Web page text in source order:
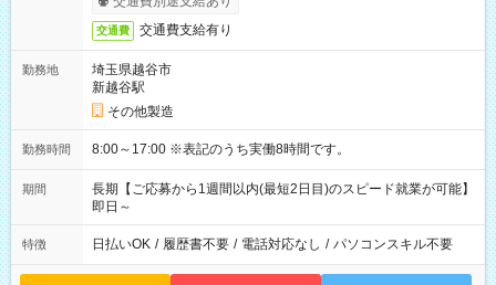
交通費 交通費支給有り
勤務地
埼玉県越谷市
新越谷駅
その他製造
勤務時間 8:00～17:00 ※表記のうち実働8時間です。
期間
長期【ご応募から1週間以内(最短2日目)のスピード就業が可能】
即日～
特徴 日払いOK / 履歴書不要 / 電話対応なし / パソコンスキル不要